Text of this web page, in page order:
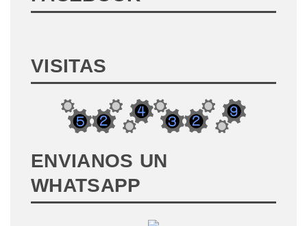
VISITAS
ENVIANOS UN
WHATSAPP